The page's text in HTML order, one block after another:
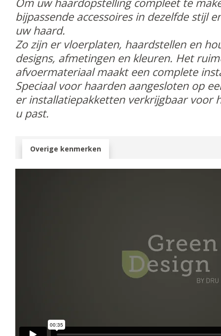
Om uw haardopstelling compleet te
bijpassende accessoires in dezelfde stijl
uw haard.
Zo zijn er vloerplaten, haardstellen en
designs, afmetingen en kleuren. Het
afvoermateriaal maakt een complete
Speciaal voor haarden aangesloten op
er installatiepakketten verkrijgbaar voor
u past.
Overige kenmerken